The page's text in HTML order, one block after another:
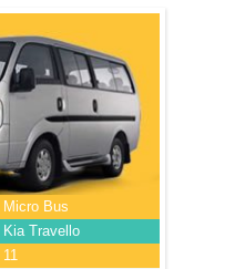
Micro Bus
Kia Travello
11